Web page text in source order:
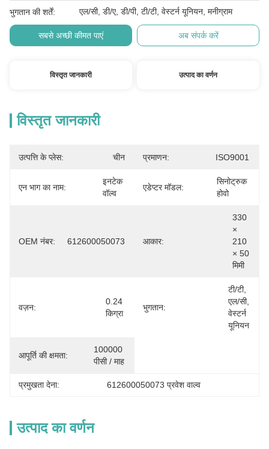
भुगतान की शर्तें: एल/सी, डी/ए, डी/पी, टी/टी, वेस्टर्न यूनियन, मनीग्राम
सबसे अच्छी कीमत पाएं अब संपर्क करें
विस्तृत जानकारी उत्पाद का वर्णन
विस्तृत जानकारी
उत्पत्ति के प्लेस: चीन प्रमाणन: ISO9001
एन भाग का नाम:
इनटेक
वॉल्व
एडेप्टर मॉडल:
सिनोट्रुक
होवो
OEM नंबर: 612600050073 आकार:
330
×
210
× 50
मिमी
वज़न:
0.24
किग्रा
भुगतान:
टी/टी,
एल/सी,
वेस्टर्न
यूनियन
आपूर्ति की क्षमता:
100000
पीसी / माह
प्रमुखता देना: 612600050073 प्रवेश वाल्व
उत्पाद का वर्णन